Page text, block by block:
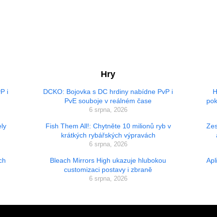
i
Hry
DCKO: Bojovka s DC hrdiny nabídne PvP i
PvE souboje v reálném čase
6 srpna, 2026
Fish Them All!: Chytněte 10 milionů ryb v
krátkých rybářských výpravách
6 srpna, 2026
Bleach Mirrors High ukazuje hlubokou
customizaci postavy i zbraně
6 srpna, 2026